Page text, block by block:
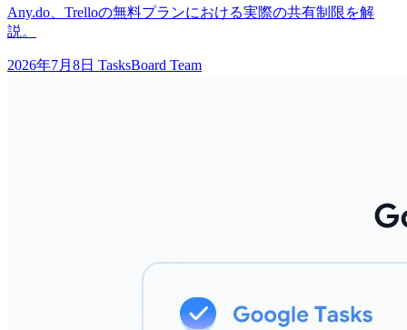
Any.do、Trelloの無料プランにおける実際の共有制限を解
説。
2026年7月8日 TasksBoard Team